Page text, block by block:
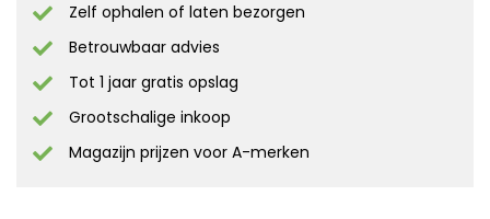
Zelf ophalen of laten bezorgen
Betrouwbaar advies
Tot 1 jaar gratis opslag
Grootschalige inkoop
Magazijn prijzen voor A-merken